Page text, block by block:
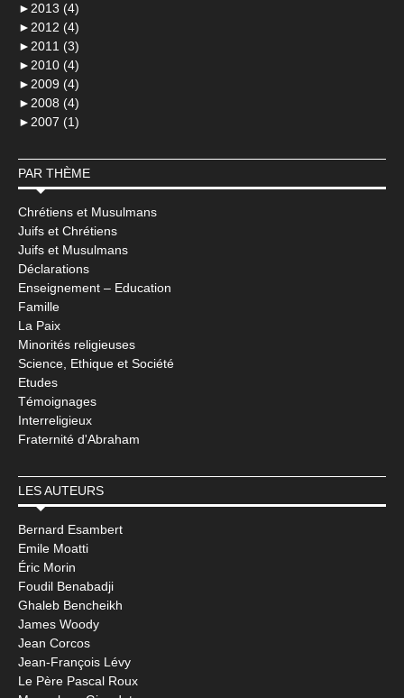
► 2013 (4)
► 2012 (4)
► 2011 (3)
► 2010 (4)
► 2009 (4)
► 2008 (4)
► 2007 (1)
PAR THÈME
Chrétiens et Musulmans
Juifs et Chrétiens
Juifs et Musulmans
Déclarations
Enseignement – Education
Famille
La Paix
Minorités religieuses
Science, Ethique et Société
Etudes
Témoignages
Interreligieux
Fraternité d'Abraham
LES AUTEURS
Bernard Esambert
Emile Moatti
Éric Morin
Foudil Benabadji
Ghaleb Bencheikh
James Woody
Jean Corcos
Jean-François Lévy
Le Père Pascal Roux